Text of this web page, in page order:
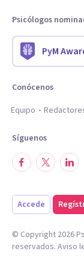
Psicólogos
PyM
Conócenos
Equipo
Síguenos
Accede
© Copyright 2026
reservados. Aviso